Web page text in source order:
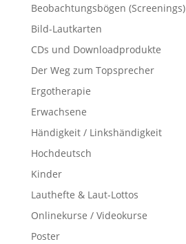
Beobachtungsbögen (Screenings)
Bild-Lautkarten
CDs und Downloadprodukte
Der Weg zum Topsprecher
Ergotherapie
Erwachsene
Händigkeit / Linkshändigkeit
Hochdeutsch
Kinder
Lauthefte & Laut-Lottos
Onlinekurse / Videokurse
Poster